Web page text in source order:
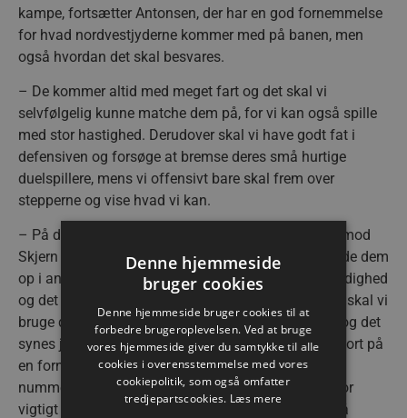
kampe, fortsætter Antonsen, der har en god fornemmelse
for hvad nordvestjyderne kommer med på banen, men
også hvordan det skal besvares.
– De kommer altid med meget fart og det skal vi
selvfølgelig kunne matche dem på, for vi kan også spille
med stor hastighed. Derudover skal vi have godt fat i
defensiven og forsøge at bremse deres små hurtige
duelspillere, mens vi offensivt bare skal frem over
stepperne og vise hvad vi kan.
– På den måde bliver det lidt samme opskrift som mod
Skjern i onsdags, hvor vores bredde er med til at slide dem
op i anden halvleg. Vi har i øjeblikket 17 mand til rådighed
og det er 17 mand med stor kvalitet, så selvfølgelig skal vi
bruge den bredde vi har. Alt andet vil være tåbeligt og det
synes jeg Simon (Dahl, red.) er rigtig godt til at få gjort på
en fornuftig måde, analyserer Aalborg Håndbolds
nummer 22 og understreger i samme åndedrag, hvor
vigtigt det er at kunne afrunde kalenderåret 2024 på
Denne hjemmeside
bruger cookies
Denne hjemmeside bruger cookies til at
forbedre brugeroplevelsen. Ved at bruge
vores hjemmeside giver du samtykke til alle
cookies i overensstemmelse med vores
cookiepolitik, som også omfatter
tredjepartscookies. Læs mere